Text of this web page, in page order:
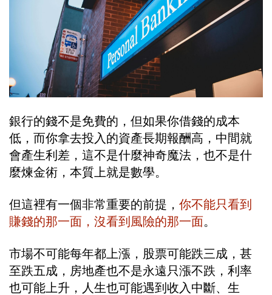
銀行的錢不是免費的，但如果你借錢的成本
低，而你拿去投入的資產長期報酬高，中間就
會產生利差，這不是什麼神奇魔法，也不是什
麼煉金術，本質上就是數學。
但這裡有一個非常重要的前提， 你不能只看到
賺錢的那一面，沒看到風險的那一面。
市場不可能每年都上漲，股票可能跌三成，甚
至跌五成，房地產也不是永遠只漲不跌，利率
也可能上升，人生也可能遇到收入中斷、生